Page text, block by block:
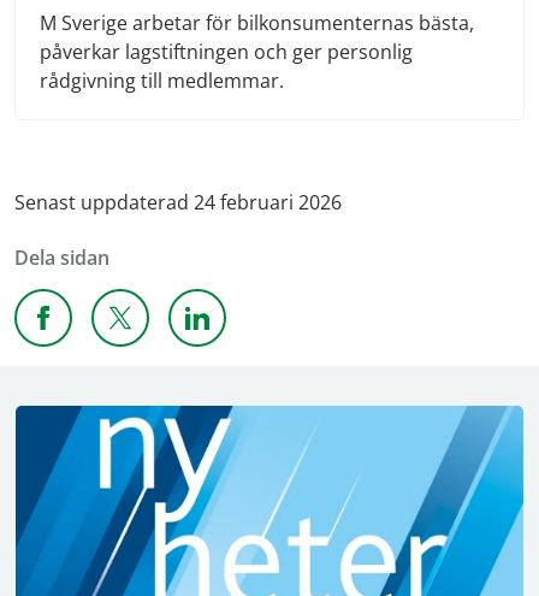
M Sverige arbetar för bilkonsumenternas bästa,
påverkar lagstiftningen och ger personlig
rådgivning till medlemmar.
Senast uppdaterad 24 februari 2026
Dela sidan
Dela sidan på Facebook
Dela sidan på XDela sidan på Linkedin